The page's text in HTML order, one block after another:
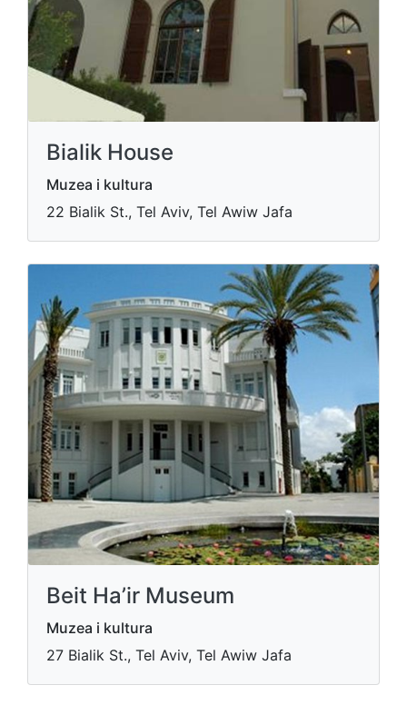
Bialik House
Muzea i kultura
22 Bialik St., Tel Aviv, Tel Awiw Jafa
Beit Ha’ir Museum
Muzea i kultura
27 Bialik St., Tel Aviv, Tel Awiw Jafa